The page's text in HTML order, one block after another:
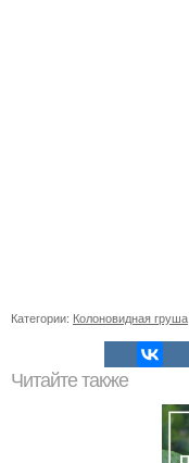
Категории: Колоновидная груша
Читайте также